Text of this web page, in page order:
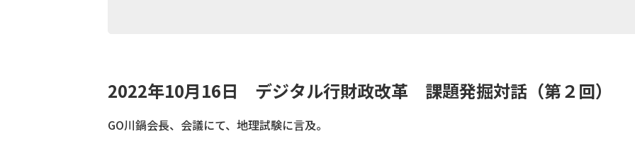
2022年10月16日 デジタル行財政改革 課題発掘対話（第２回）
GO川鍋会長、会議にて、地理試験に言及。